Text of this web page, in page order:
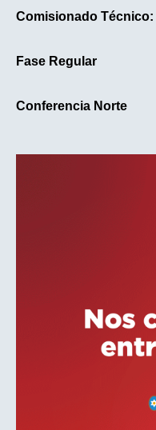
Comisionado Técnico:
Fase Regular
Conferencia Norte